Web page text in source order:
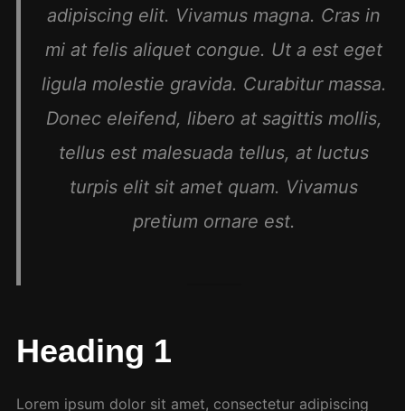
adipiscing elit. Vivamus magna. Cras in
mi at felis aliquet congue. Ut a est eget
ligula molestie gravida. Curabitur massa.
Donec eleifend, libero at sagittis mollis,
tellus est malesuada tellus, at luctus
turpis elit sit amet quam. Vivamus
pretium ornare est.
Heading 1
Lorem ipsum dolor sit amet, consectetur adipiscing